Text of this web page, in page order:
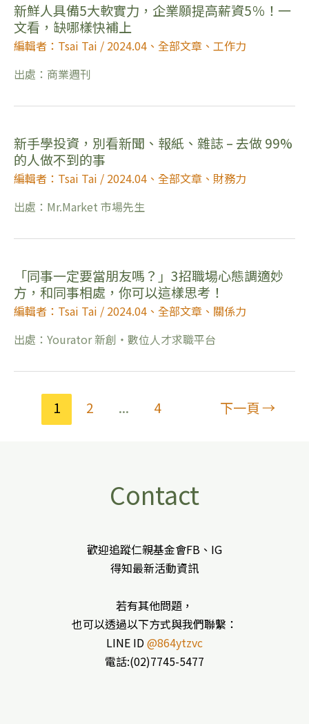
新鮮人具備5大軟實力，企業願提高薪資5％！一
文看，缺哪樣快補上
編輯者：Tsai Tai / 2024.04 、 全部文章 、 工作力
出處：商業週刊
新手學投資，別看新聞、報紙、雜誌 – 去做 99%
的人做不到的事
編輯者：Tsai Tai / 2024.04 、 全部文章 、 財務力
出處：Mr.Market 市場先生
「同事一定要當朋友嗎？」3招職場心態調適妙
方，和同事相處，你可以這樣思考！
編輯者：Tsai Tai / 2024.04 、 全部文章 、 關係力
出處：Yourator 新創・數位人才求職平台
1 2 ... 4 下一頁→
Contact
歡迎追蹤仁親基金會FB、IG
得知最新活動資訊
若有其他問題，
也可以透過以下方式與我們聯繫：
LINE ID@864ytzvc
電話:(02)7745-5477